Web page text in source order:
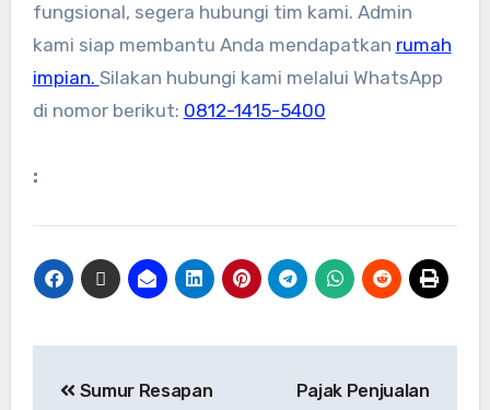
fungsional, segera hubungi tim kami. Admin
kami siap membantu Anda mendapatkan rumah
impian. Silakan hubungi kami melalui WhatsApp
di nomor berikut: 0812-1415-5400
:
Sumur Resapan
Pajak Penjualan